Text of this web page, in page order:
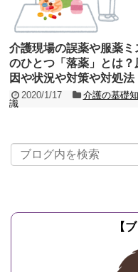
介護現場の誤薬や服薬ミ
のひとつ「落薬」とは？
因や状況や対策や対処法
2020/1/17
介護の基礎知
識
いようにしなければなりません。
介護施設や介護事...
記事を読む
【